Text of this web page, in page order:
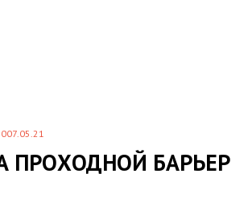
ПРОХОДНОЙ БАРЬЕР